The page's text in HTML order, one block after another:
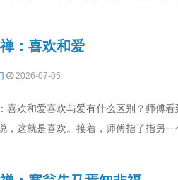
：喜欢和爱
2026-07-05
喜欢和爱喜欢与爱有什么区别？师傅
，这就是喜欢。接着，师傅指了指另